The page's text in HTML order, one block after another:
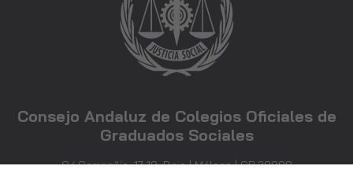
Consejo Andaluz de Colegios Oficiales de
Graduados Sociales
C/ Compañía, 17-19, Bajo | Málaga | CP 29008
ver contenido y
ofertas
personalizados.